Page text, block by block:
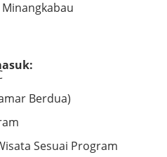
Berdua)
Sesuai Program